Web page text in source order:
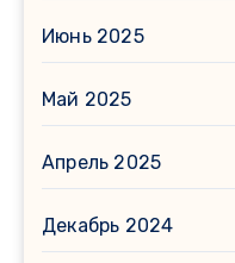
Июнь 2025
Май 2025
Апрель 2025
Декабрь 2024